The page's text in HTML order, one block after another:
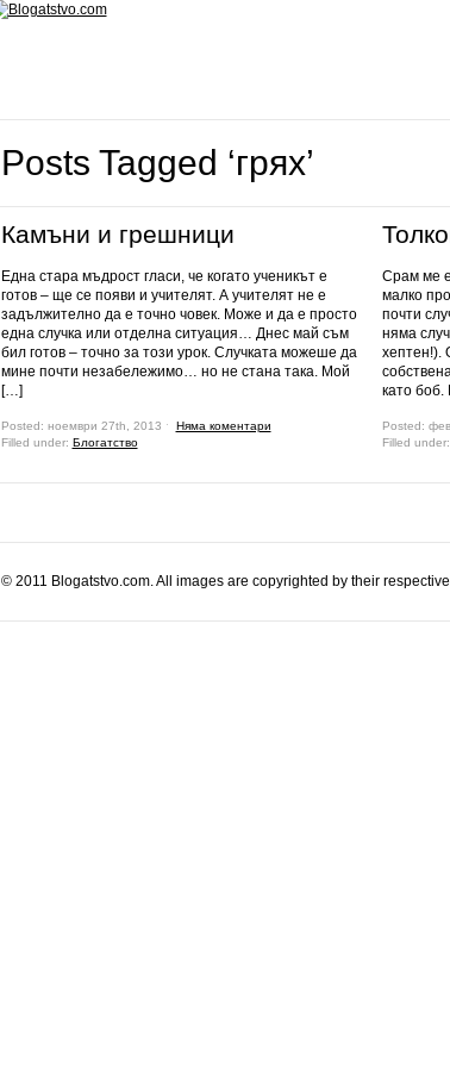
Posts Tagged ‘грях’
Камъни и грешници
Една стара мъдрост гласи, че когато ученикът е
готов – ще се появи и учителят. А учителят не е
задължително да е точно човек. Може и да е просто
една случка или отделна ситуация… Днес май съм
бил готов – точно за този урок. Случката можеше да
мине почти незабележимо… но не стана така. Мой
[…]
Posted: ноември 27th, 2013 ˑ Няма коментари
Filled under: Блогатство
Срам ме
малко
почти
няма
хептен!).
като
Posted:
Filled under:
© 2011 Blogatstvo.com. All images are copyrighted by their